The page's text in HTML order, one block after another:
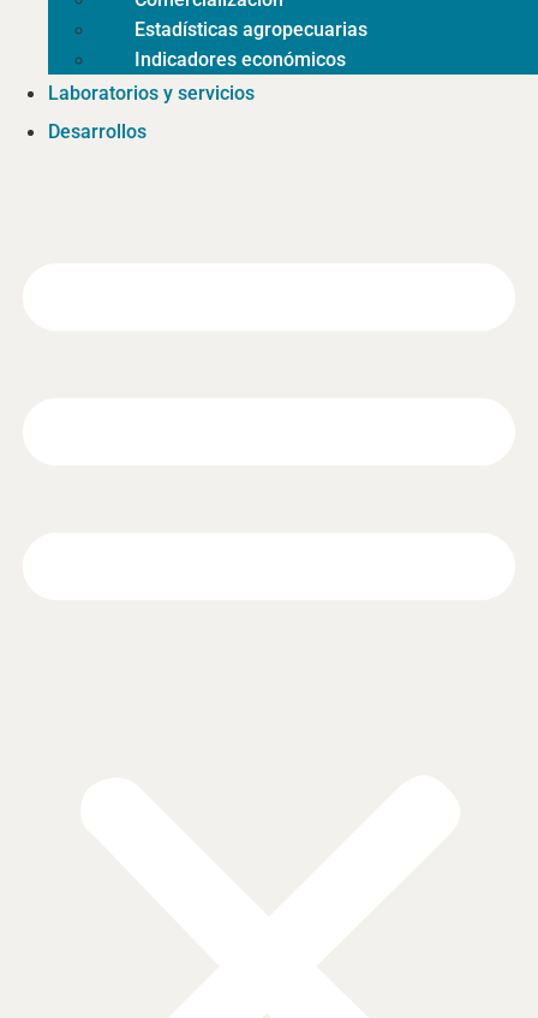
Estadísticas agropecuarias
Indicadores económicos
Laboratorios y servicios
Desarrollos